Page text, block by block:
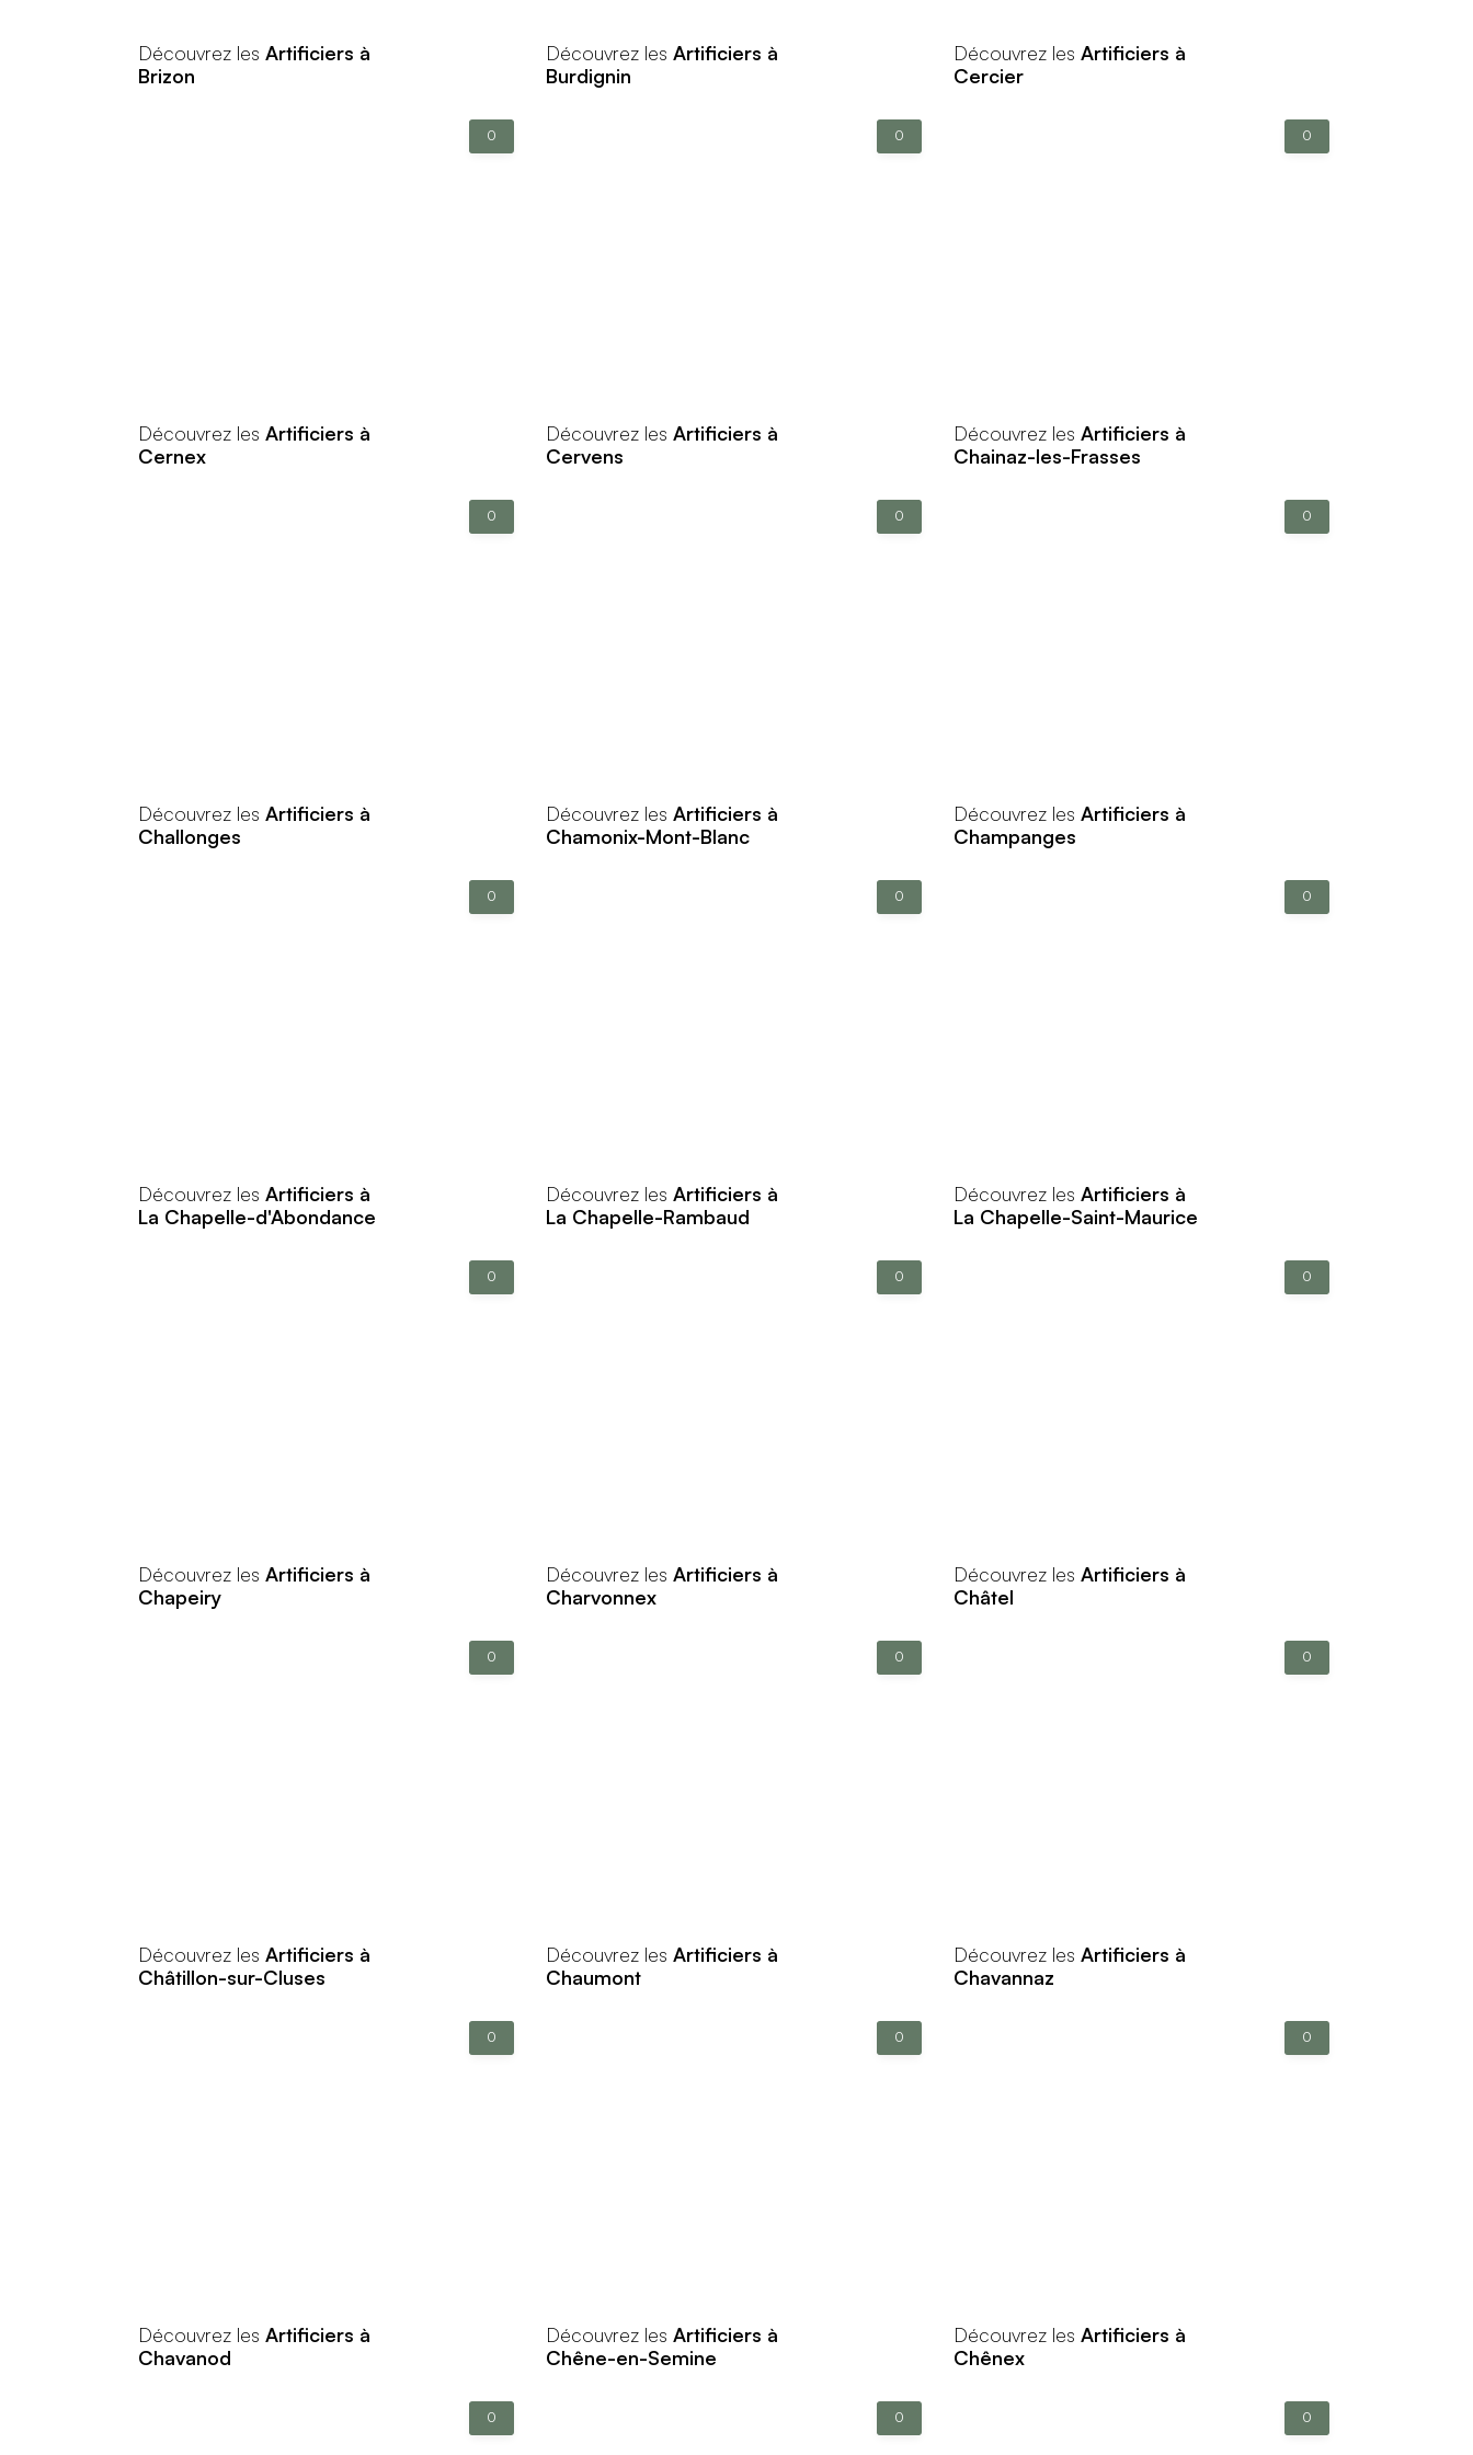
Découvrez les Artificiers à
Brizon
Découvrez les Artificiers à
Burdignin
Découvrez les Artificiers à
Cercier
0
Découvrez les Artificiers à
Cernex
0
Découvrez les Artificiers à
Cervens
0
Découvrez les Artificiers à
Chainaz-les-Frasses
0
Découvrez les Artificiers à
Challonges
0
Découvrez les Artificiers à
Chamonix-Mont-Blanc
0
Découvrez les Artificiers à
Champanges
0
Découvrez les Artificiers à
La Chapelle-d'Abondance
0
Découvrez les Artificiers à
La Chapelle-Rambaud
0
Découvrez les Artificiers à
La Chapelle-Saint-Maurice
0
Découvrez les Artificiers à
Chapeiry
0
Découvrez les Artificiers à
Charvonnex
0
Découvrez les Artificiers à
Châtel
0
Découvrez les Artificiers à
Châtillon-sur-Cluses
0
Découvrez les Artificiers à
Chaumont
0
Découvrez les Artificiers à
Chavannaz
0
Découvrez les Artificiers à
Chavanod
0
Découvrez les Artificiers à
Chêne-en-Semine
0
Découvrez les Artificiers à
Chênex
0 0 0